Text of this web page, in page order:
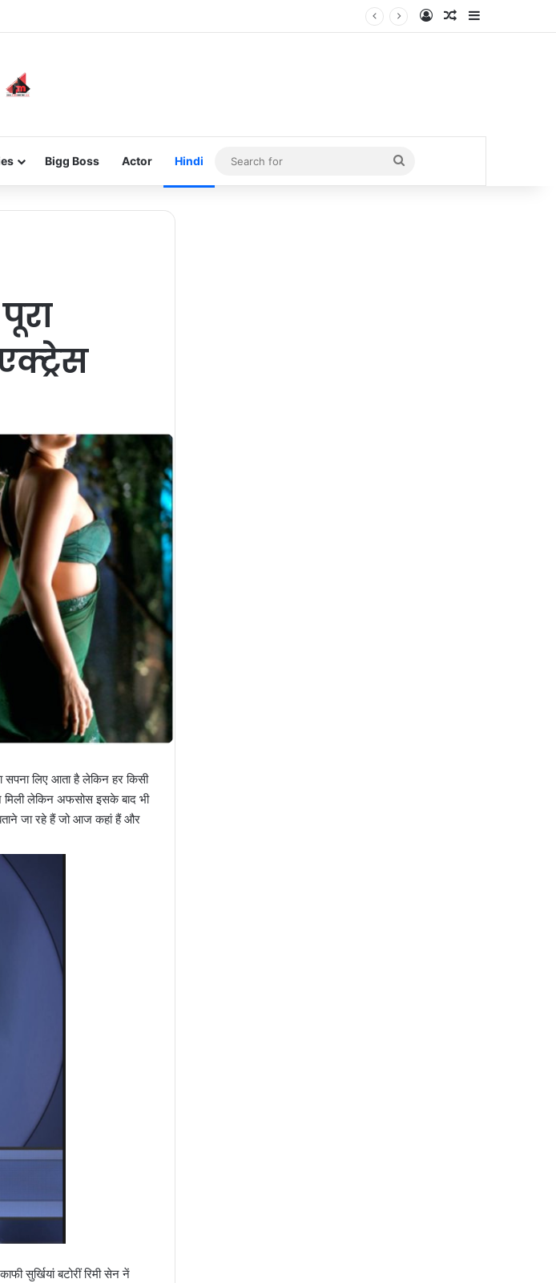
Log InRandom Article
Bigg Boss Actor Hindi
Search
for
सपना लिए आता है लेकिन हर किसी
मिली लेकिन अफसोस इसके बाद भी
जा रहे हैं जो आज कहां हैं और
सुर्खियां बटोरीं रिमी सेन नें